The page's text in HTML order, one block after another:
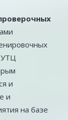
УТЦ
и
и
на базе